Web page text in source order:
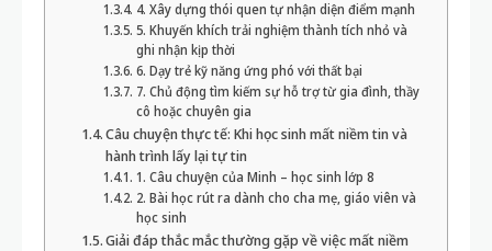
4. Xây dựng thói quen tự nhận diện điểm mạnh
5. Khuyến khích trải nghiệm thành tích nhỏ và
ghi nhận kịp thời
6. Dạy trẻ kỹ năng ứng phó với thất bại
7. Chủ động tìm kiếm sự hỗ trợ từ gia đình, thầy
cô hoặc chuyên gia
Câu chuyện thực tế: Khi học sinh mất niềm tin và
hành trình lấy lại tự tin
1. Câu chuyện của Minh – học sinh lớp 8
2. Bài học rút ra dành cho cha mẹ, giáo viên và
học sinh
Giải đáp thắc mắc thường gặp về việc mất niềm